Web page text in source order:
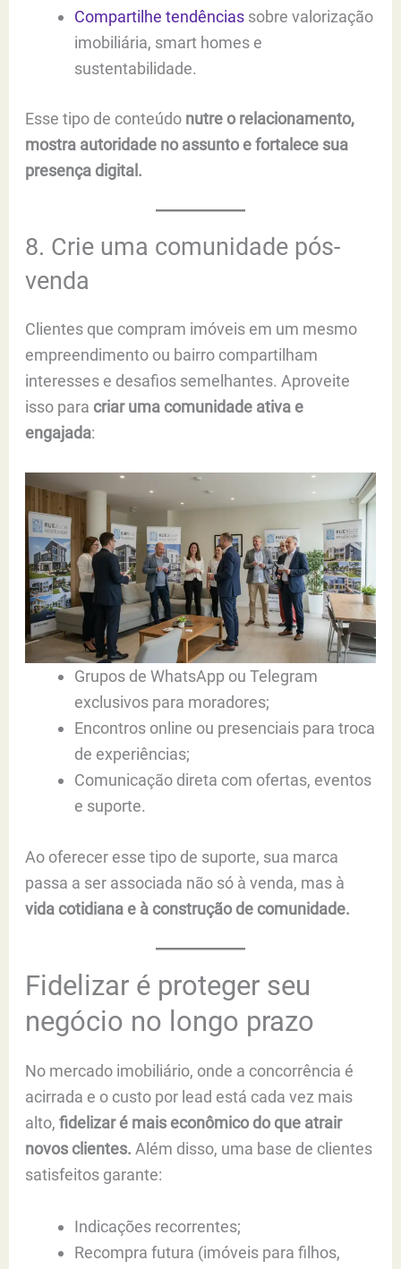
Compartilhe tendênciassobre valorização
imobiliária, smart homes e
sustentabilidade.
Esse tipo de conteúdo nutre o relacionamento,
mostra autoridade no assunto e fortalece sua
presença digital.
8. Crie uma comunidade pós-
venda
Clientes que compram imóveis em um mesmo
empreendimento ou bairro compartilham
interesses e desafios semelhantes. Aproveite
isso para criar uma comunidade ativa e
engajada:
Grupos de WhatsApp ou Telegram
exclusivos para moradores;
Encontros online ou presenciais para troca
de experiências;
Comunicação direta com ofertas, eventos
e suporte.
Ao oferecer esse tipo de suporte, sua marca
passa a ser associada não só à venda, mas à
vida cotidiana e à construção de comunidade.
Fidelizar é proteger seu
negócio no longo prazo
No mercado imobiliário, onde a concorrência é
acirrada e o custo por lead está cada vez mais
alto,fidelizar é mais econômico do que atrair
novos clientes. Além disso, uma base de clientes
satisfeitos garante:
Indicações recorrentes;
Recompra futura (imóveis para filhos,